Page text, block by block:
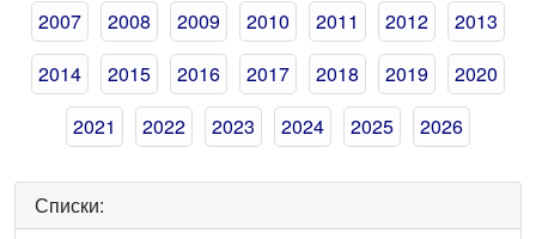
2007
2008 2009 2010 2011 2012
2013
2014
2015 2016 2017 2018 2019
2020
2021
2022 2023 2024 2025 2026
Списки: